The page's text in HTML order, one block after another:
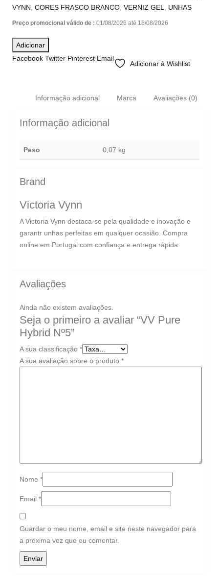
VYNN CORES FRASCO BRANCO VERNIZ GEL UNHAS
Preço promocional válido de : 01/08/2026 até 16/08/2026
Adicionar
Facebook Twitter Pinterest Email
Adicionar à Wishlist
Informação adicional Marca Avaliações (0)
Informação adicional
Peso 0,07 kg
Brand
Victoria Vynn
A Victoria Vynn destaca-se pela qualidade e inovação e
garantr unhas perfeitas em qualquer ocasião. Compra
online em Portugal com confiança e entrega rápida.
Avaliações
Ainda não existem avaliações.
Seja o primeiro a avaliar “VV Pure
Hybrid Nº5”
A sua classificação *
A sua avaliação sobre o produto *
Nome *
Email *
Guardar o meu nome, email e site neste navegador para
a próxima vez que eu comentar.